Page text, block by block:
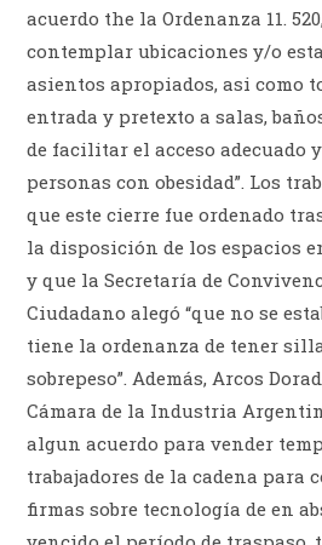
acuerdo the la Ordenanza 11.
contemplar ubicaciones y/o
asientos apropiados, asi como
entrada y pretexto a salas,
de facilitar el acceso adecuado
personas con obesidad”. Los
que este cierre fue ordenado
la disposición de los espacios
y que la Secretaría de
Ciudadano alegó “que no se
tiene la ordenanza de tener
sobrepeso”. Además, Arcos
Cámara de la Industria
algun acuerdo para vender
trabajadores de la cadena para
firmas sobre tecnología de en